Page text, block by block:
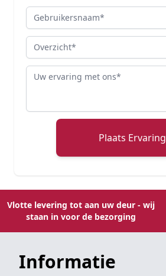
Gebruikersnaam
Overzicht
Review
Plaats Ervaring
Vlotte levering tot aan uw deur - wij
staan in voor de bezorging
Informatie